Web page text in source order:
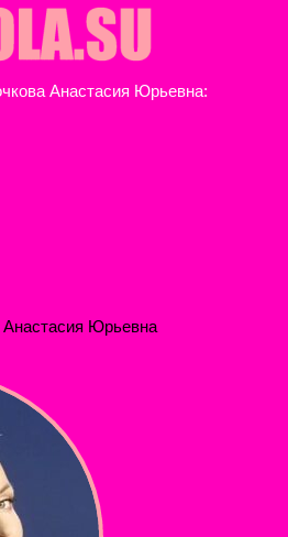
Анастасия Юрьевна:
Юрьевна